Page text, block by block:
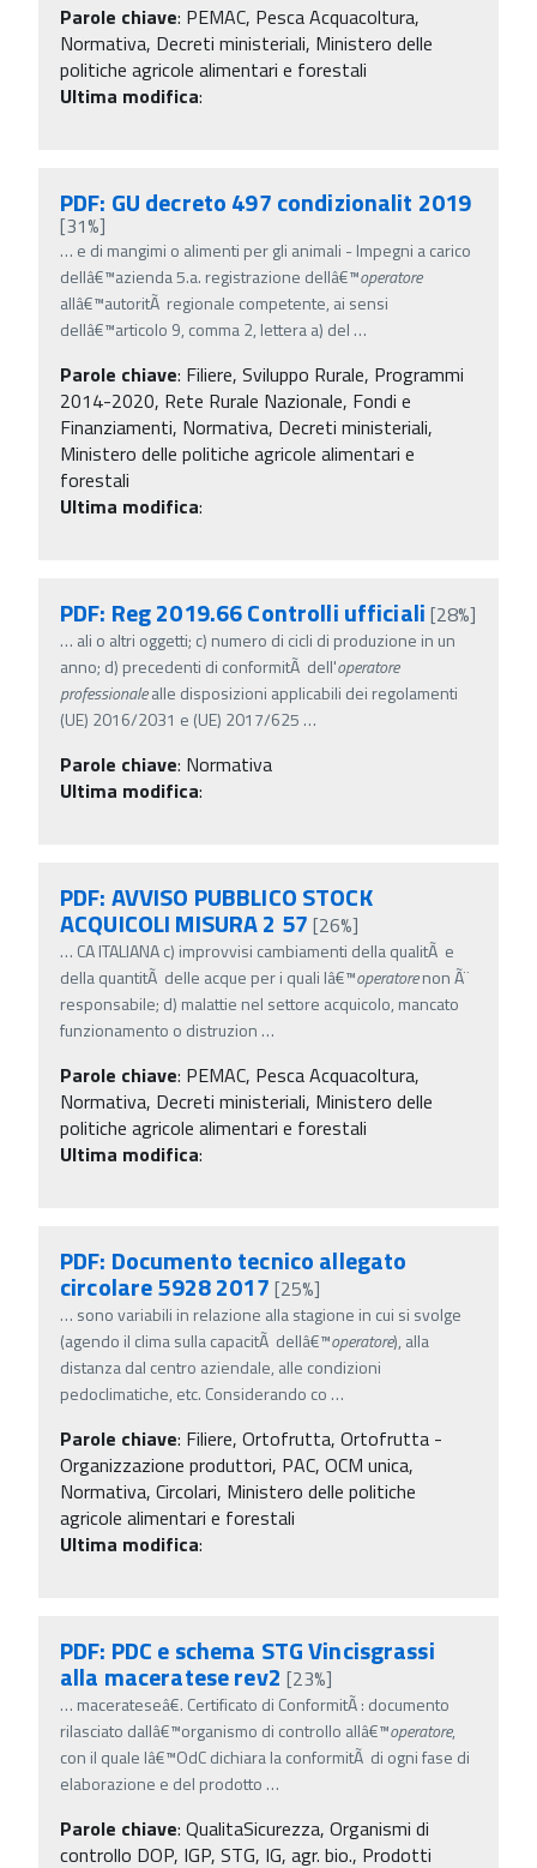
Parole chiave: PEMAC, Pesca Acquacoltura,
Normativa, Decreti ministeriali, Ministero delle
politiche agricole alimentari e forestali
Ultima modifica:
PDF: GU decreto 497 condizionalit 2019
[31%]
… e di mangimi o alimenti per gli animali - Impegni a carico
dellâ€™azienda 5.a. registrazione dellâ€™operatore
allâ€™autoritÃ regionale competente, ai sensi
dellâ€™articolo 9, comma 2, lettera a) del …
Parole chiave: Filiere, Sviluppo Rurale, Programmi
2014-2020, Rete Rurale Nazionale, Fondi e
Finanziamenti, Normativa, Decreti ministeriali,
Ministero delle politiche agricole alimentari e
forestali
Ultima modifica:
PDF: Reg 2019.66 Controlli ufficiali [28%]
… ali o altri oggetti; c) numero di cicli di produzione in un
anno; d) precedenti di conformitÃ dell'operatore
professionalealle disposizioni applicabili dei regolamenti
(UE) 2016/2031 e (UE) 2017/625 …
Parole chiave: Normativa
Ultima modifica:
PDF: AVVISO PUBBLICO STOCK
ACQUICOLI MISURA 2 57 [26%]
… CA ITALIANA c) improvvisi cambiamenti della qualitÃ e
della quantitÃ delle acque per i quali lâ€™operatorenon Ã¨
responsabile; d) malattie nel settore acquicolo, mancato
funzionamento o distruzion …
Parole chiave: PEMAC, Pesca Acquacoltura,
Normativa, Decreti ministeriali, Ministero delle
politiche agricole alimentari e forestali
Ultima modifica:
PDF: Documento tecnico allegato
circolare 5928 2017 [25%]
… sono variabili in relazione alla stagione in cui si svolge
(agendo il clima sulla capacitÃ dellâ€™operatore), alla
distanza dal centro aziendale, alle condizioni
pedoclimatiche, etc. Considerando co …
Parole chiave: Filiere, Ortofrutta, Ortofrutta -
Organizzazione produttori, PAC, OCM unica,
Normativa, Circolari, Ministero delle politiche
agricole alimentari e forestali
Ultima modifica:
PDF: PDC e schema STG Vincisgrassi
alla maceratese rev2 [23%]
… macerateseâ€. Certificato di ConformitÃ : documento
rilasciato dallâ€™organismo di controllo allâ€™operatore,
con il quale lâ€™OdC dichiara la conformitÃ di ogni fase di
elaborazione e del prodotto …
Parole chiave: QualitaSicurezza, Organismi di
controllo DOP, IGP, STG, IG, agr. bio., Prodotti